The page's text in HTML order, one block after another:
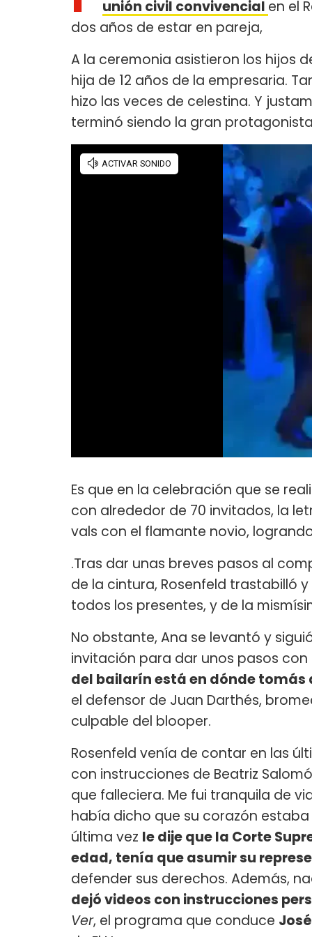
unión civil convivencial en el
dos años de estar en pareja,
A la ceremonia asistieron los hijos
hija de 12 años de la empresaria.
hizo las veces de celestina. Y
terminó siendo la gran
Es que en la celebración que se
con alrededor de 70 invitados, la
vals con el flamante novio,
.Tras dar unas breves pasos al
de la cintura, Rosenfeld trastabilló
todos los presentes, y de la
No obstante, Ana se levantó y
invitación para dar unos pasos
del bailarín está en dónde tomás
el defensor de Juan Darthés,
culpable del blooper.
Rosenfeld venía de contar en las
con instrucciones de Beatriz
que falleciera. Me fui tranquila de
había dicho que su corazón estaba
última vez le dije que la Corte
edad, tenía que asumir su
defender sus derechos. Además,
dejó videos con instrucciones
Ver, el programa que conduce